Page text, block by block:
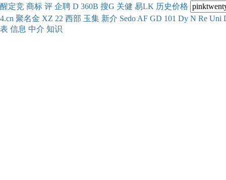
醒定竞 商标 评 企聘 D 360B 搜G 关健 易LK 历史价格
4.cn 聚名金 XZ 22 西部 玉集 新介 Sedo AF GD 101 Dy N Re Uni
表 信息 中介 知识